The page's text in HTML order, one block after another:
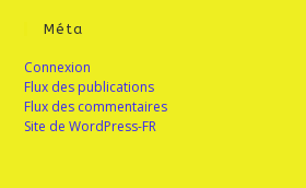
Méta
Connexion
Flux des publications
Flux des commentaires
Site de WordPress-FR